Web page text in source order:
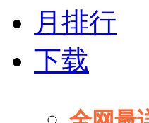
月排行
下载